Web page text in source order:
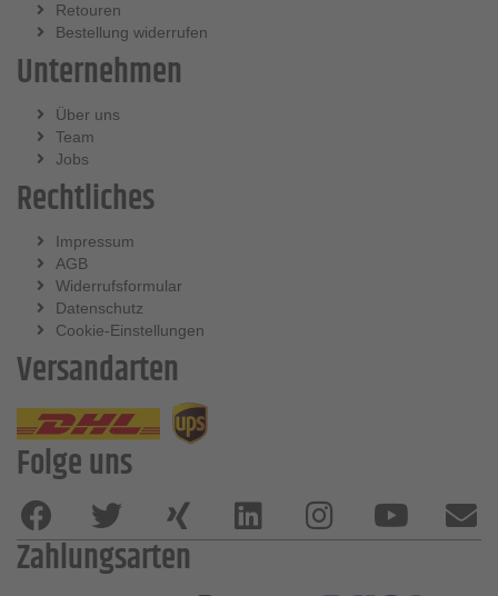
Retouren
Bestellung widerrufen
Unternehmen
Über uns
Team
Jobs
Rechtliches
Impressum
AGB
Widerrufsformular
Datenschutz
Cookie-Einstellungen
Versandarten
Folge uns
Zahlungsarten